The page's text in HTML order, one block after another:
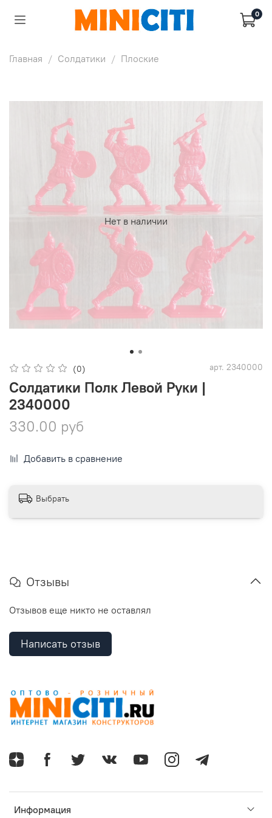
0
Главная Солдатики Плоские
Нет в наличии
(0) арт. 2340000
Солдатики Полк Левой Руки |
2340000
330.00 руб
Добавить в сравнение
Выбрать
Отзывы
Отзывов еще никто не оставлял
Написать отзыв
Информация